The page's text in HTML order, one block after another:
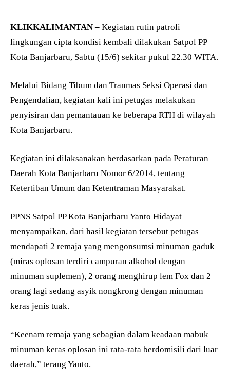
KLIKKALIMANTAN – Kegiatan rutin patroli
lingkungan cipta kondisi kembali dilakukan Satpol PP
Kota Banjarbaru, Sabtu (15/6) sekitar pukul 22.30 WITA.
Melalui Bidang Tibum dan Tranmas Seksi Operasi dan
Pengendalian, kegiatan kali ini petugas melakukan
penyisiran dan pemantauan ke beberapa RTH di wilayah
Kota Banjarbaru.
Kegiatan ini dilaksanakan berdasarkan pada Peraturan
Daerah Kota Banjarbaru Nomor 6/2014, tentang
Ketertiban Umum dan Ketentraman Masyarakat.
PPNS Satpol PP Kota Banjarbaru Yanto Hidayat
menyampaikan, dari hasil kegiatan tersebut petugas
mendapati 2 remaja yang mengonsumsi minuman gaduk
(miras oplosan terdiri campuran alkohol dengan
minuman suplemen), 2 orang menghirup lem Fox dan 2
orang lagi sedang asyik nongkrong dengan minuman
keras jenis tuak.
“Keenam remaja yang sebagian dalam keadaan mabuk
minuman keras oplosan ini rata-rata berdomisili dari luar
daerah,” terang Yanto.